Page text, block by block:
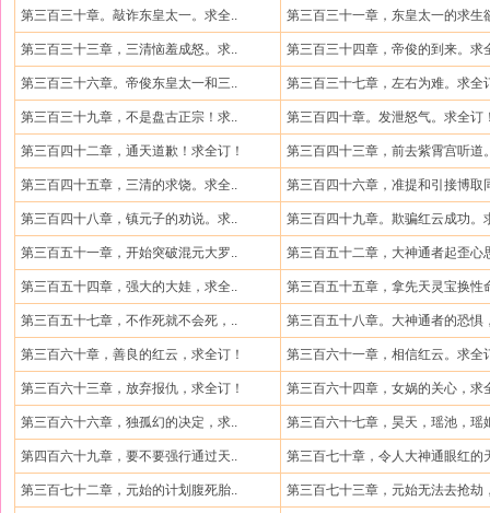
第三百三十章。敲诈东皇太一。求全.. 第三百三十一章，东皇太一的求生
第三百三十三章，三清恼羞成怒。求.. 第三百三十四章，帝俊的到来。求
第三百三十六章。帝俊东皇太一和三.. 第三百三十七章，左右为难。求全
第三百三十九章，不是盘古正宗！求.. 第三百四十章。发泄怒气。求全订
第三百四十二章，通天道歉！求全订！ 第三百四十三章，前去紫霄宫听道
第三百四十五章，三清的求饶。求全.. 第三百四十六章，准提和引接博取
第三百四十八章，镇元子的劝说。求.. 第三百四十九章。欺骗红云成功。
第三百五十一章，开始突破混元大罗.. 第三百五十二章，大神通者起歪心
第三百五十四章，强大的大娃，求全.. 第三百五十五章，拿先天灵宝换性
第三百五十七章，不作死就不会死，.. 第三百五十八章。大神通者的恐惧
第三百六十章，善良的红云，求全订！ 第三百六十一章，相信红云。求全
第三百六十三章，放弃报仇，求全订！ 第三百六十四章，女娲的关心，求
第三百六十六章，独孤幻的决定，求.. 第三百六十七章，昊天，瑶池，瑶
第四百六十九章，要不要强行通过天.. 第三百七十章，令人大神通眼红的
第三百七十二章，元始的计划腹死胎.. 第三百七十三章，元始无法去抢劫